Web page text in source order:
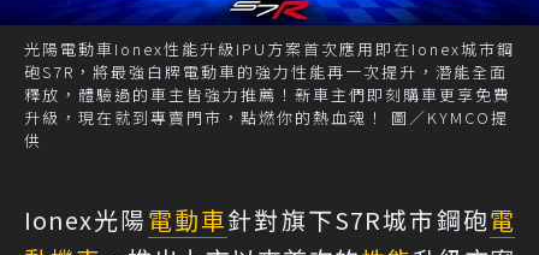
光陽電動車Ionex性能升級IPU方案首次應用即在Ionex城市鋼
砲S7R，將最強白牌電動車的強力性能再一次提升，潛能全面
釋放，體驗過的車主皆強力推薦！新車主們即刻購車更享免費
升級，現在就到專賣門市，點燃你的熱血魂！ 圖／KYMCO提
供
Ionex光陽電動車針對旗下S7R城市鋼砲電